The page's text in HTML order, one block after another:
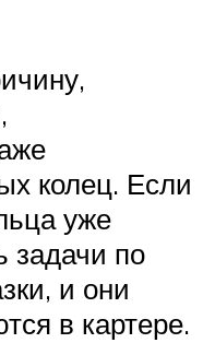
колец. Если
уже
задачи по
и они
в картере.